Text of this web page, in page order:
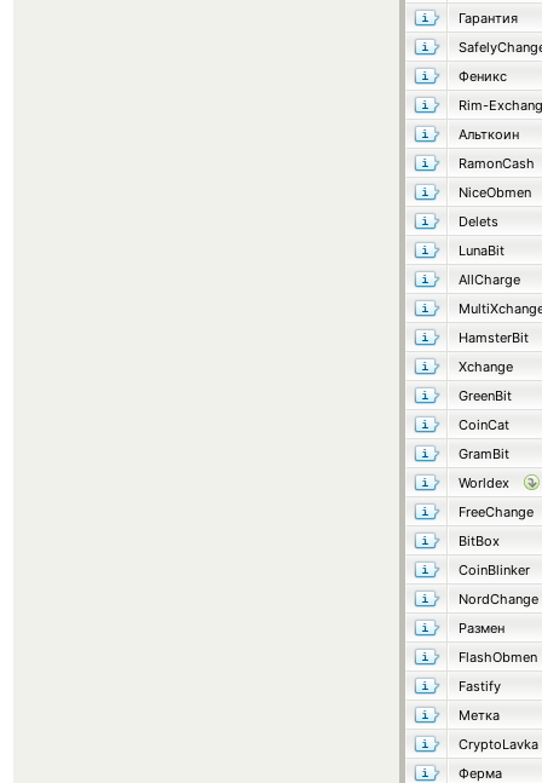
Гарантия
Феникс
Rim-
Альткоин
RamonCash
NiceObmen
Delets
LunaBit
AllCharge
HamsterBit
Xchange
GreenBit
CoinCat
GramBit
Worldex
FreeChange
BitBox
CoinBlinker
NordChange
Размен
FlashObmen
Fastify
Метка
CryptoLavka
Ферма